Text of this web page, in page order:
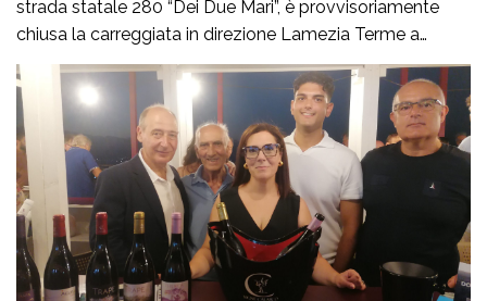
strada statale 280 “Dei Due Mari”, è provvisoriamente
chiusa la carreggiata in direzione Lamezia Terme a
Marcellinara (CZ). Il sinistro, le cui cause sono in corso di
accertamento, ha coinvolto un mezzo pesante e un
veicolo leggero provocando il ferimento di cinque
persone. Il traffico […]